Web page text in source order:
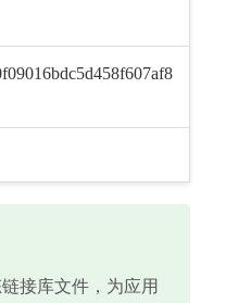
接库文件，为应用